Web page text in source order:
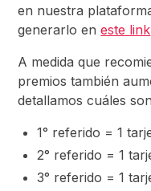
en nuestra
generarlo eneste link
A medida que
premios también
detallamos cuáles
1° referido = 1
2° referido = 1
3° referido = 1